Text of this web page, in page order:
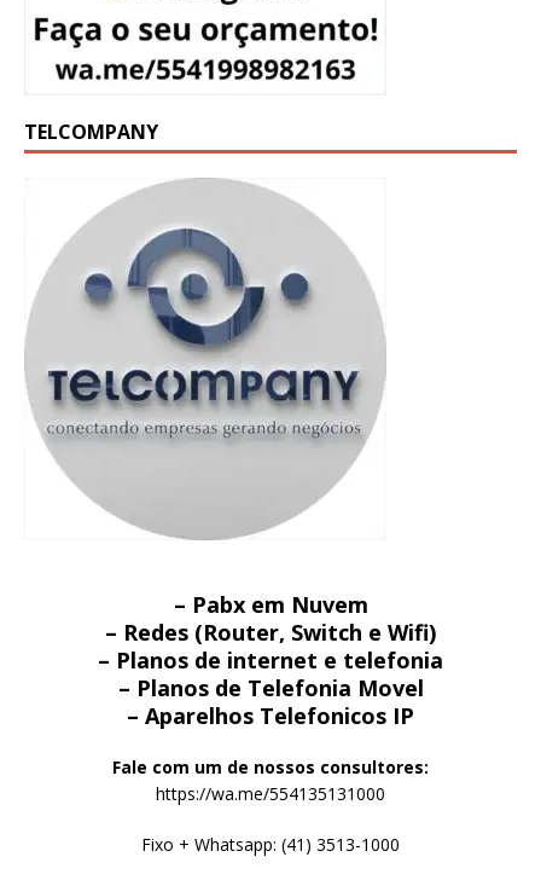
TELCOMPANY
– Pabx em Nuvem
– Redes (Router, Switch e Wifi)
– Planos de internet e telefonia
– Planos de Telefonia Movel
– Aparelhos Telefonicos IP
Fale com um de nossos consultores:
https://wa.me/554135131000
Fixo + Whatsapp: (41) 3513-1000